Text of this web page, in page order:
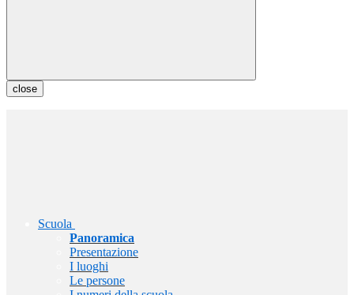
close
Scuola
Panoramica
Presentazione
I luoghi
Le persone